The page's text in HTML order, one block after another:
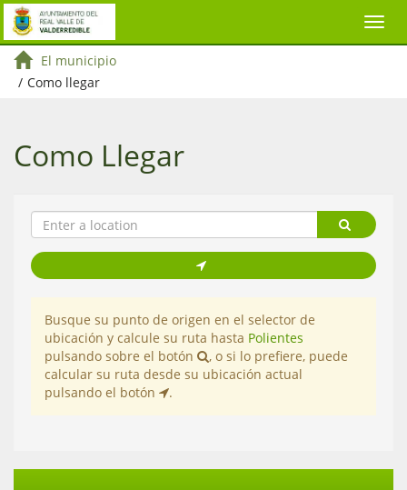
El municipio
/ Como llegar
Como Llegar
Busque su punto de origen en el selector de
ubicación y calcule su ruta hasta Polientes
pulsando sobre el botón
, o si lo prefiere, puede
calcular su ruta desde su ubicación actual
pulsando el botón
.